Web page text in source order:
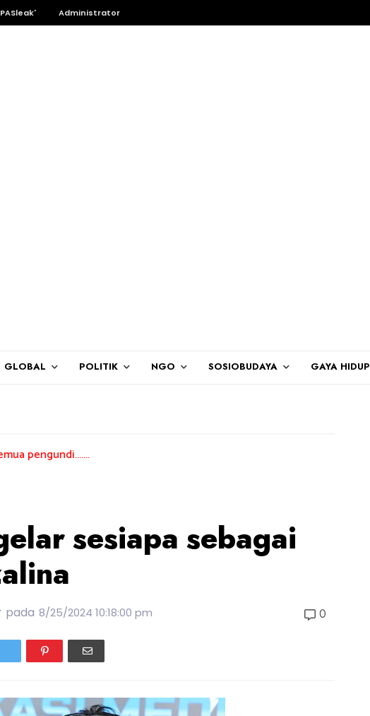
Administrator
GLOBAL POLITIK NGO SOSIOBUDAYA GAYA HIDUP
sesiapa sebagai
pada 8/25/2024 10:18:00 pm 0